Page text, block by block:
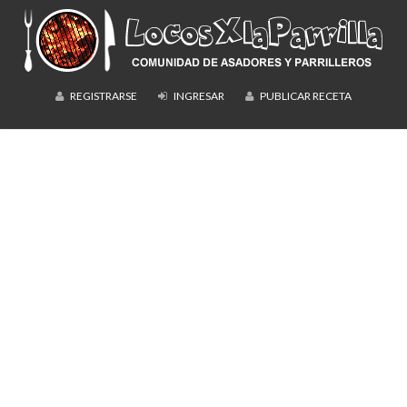
REGISTRARSE INGRESAR PUBLICAR RECETA